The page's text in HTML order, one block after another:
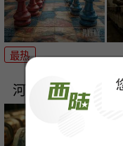
最热
河水干了，欧洲的